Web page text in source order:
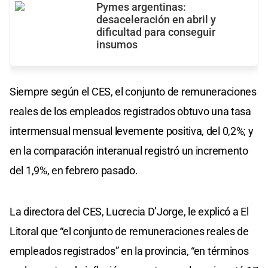
Pymes argentinas:
desaceleración en abril y
dificultad para conseguir
insumos
Siempre según el CES, el conjunto de remuneraciones
reales de los empleados registrados obtuvo una tasa
intermensual mensual levemente positiva, del 0,2%; y
en la comparación interanual registró un incremento
del 1,9%, en febrero pasado.
La directora del CES, Lucrecia D’Jorge, le explicó a El
Litoral que “el conjunto de remuneraciones reales de
empleados registrados” en la provincia, “en términos